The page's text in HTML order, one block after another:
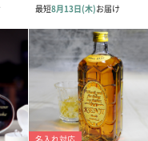
フトへの＋αにおすすめ